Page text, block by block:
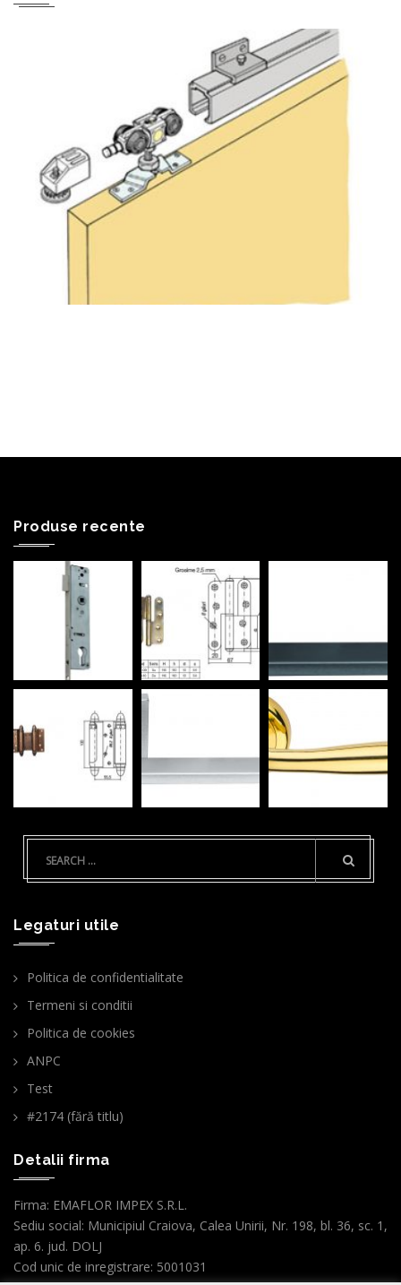
Produse recente
Legaturi utile
Politica de confidentialitate
Termeni si conditii
Politica de cookies
ANPC
Test
#2174 (fără titlu)
Detalii firma
Firma: EMAFLOR IMPEX S.R.L.
Sediu social: Municipiul Craiova, Calea Unirii, Nr. 198, bl. 36, sc. 1,
ap. 6. jud. DOLJ
Cod unic de inregistrare: 5001031